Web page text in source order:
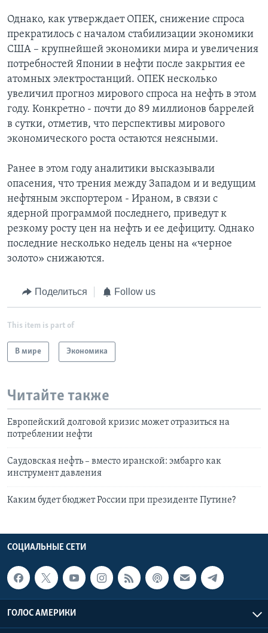
Однако, как утверждает ОПЕК, снижение спроса
прекратилось с началом стабилизации экономики
США – крупнейшей экономики мира и увеличения
потребностей Японии в нефти после закрытия ее
атомных электростанций. ОПЕК несколько
увеличил прогноз мирового спроса на нефть в этом
году. Конкретно - почти до 89 миллионов баррелей
в сутки, отметив, что перспективы мирового
экономического роста остаются неясными.
Ранее в этом году аналитики высказывали
опасения, что трения между Западом и и ведущим
нефтяным экспортером - Ираном, в связи с
ядерной программой последнего, приведут к
резкому росту цен на нефть и ее дефициту. Однако
последние несколько недель цены на «черное
золото» снижаются.
Поделиться Follow us
This item is part of
В мире Экономика
Читайте также
Европейский долговой кризис может отразиться на
потреблении нефти
Саудовская нефть – вместо иранской: эмбарго как
инструмент давления
Каким будет бюджет России при президенте Путине?
СОЦИАЛЬНЫЕ СЕТИ
ГОЛОС АМЕРИКИ